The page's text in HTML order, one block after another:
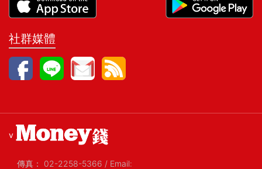
社群媒體
v
傳真： 02-2258-5366 / Email: